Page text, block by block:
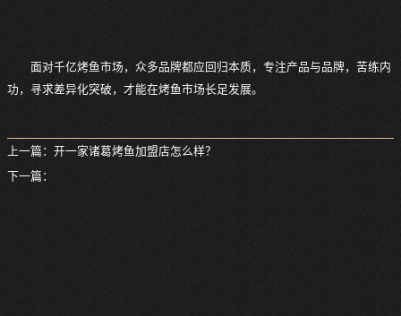
面对千亿烤鱼市场，众多品牌都应回归本质，专注产品与品牌，苦练内
功，寻求差异化突破，才能在烤鱼市场长足发展。
上一篇： 开一家诸葛烤鱼加盟店怎么样？
下一篇：